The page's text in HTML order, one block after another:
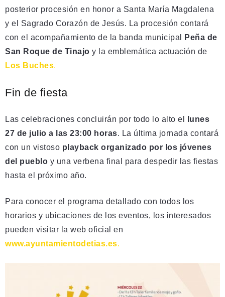
posterior procesión en honor a Santa María Magdalena
y el Sagrado Corazón de Jesús. La procesión contará
con el acompañamiento de la banda municipal
Peña de
San Roque de Tinajo y la emblemática actuación de
Los Buches.
Fin de fiesta
Las celebraciones concluirán por todo lo alto el
lunes
27 de julio a las 23:00 horas. La última jornada contará
con un vistoso playback organizado por los jóvenes
del pueblo y una verbena final para despedir las fiestas
hasta el próximo año.
Para conocer el programa detallado con todos los
horarios y ubicaciones de los eventos, los interesados
pueden visitar la web oficial en
www.ayuntamientodetias.es.